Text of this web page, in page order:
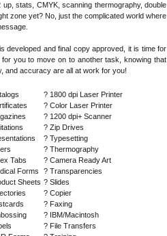
up, stats, CMYK, scanning thermography, double
zone yet? No, just the complicated world where
developed and final copy approved, it is time for
you to move on to another task, knowing that
and accuracy are all at work for you!
Tabs
Forms
Sheets
? 1800 dpi Laser Printer
? Color Laser Printer
? 1200 dpi+ Scanner
? Zip Drives
? Typesetting
? Thermography
? Camera Ready Art
? Transparencies
? Slides
? Copier
? Faxing
? IBM/Macintosh
? File Transfers